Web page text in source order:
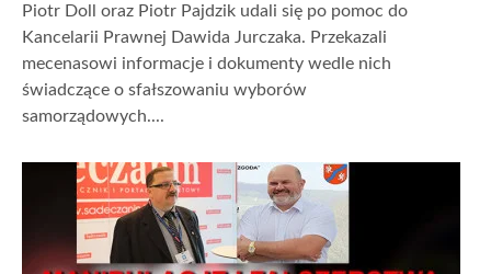
Piotr Doll oraz Piotr Pajdzik udali się po pomoc do
Kancelarii Prawnej Dawida Jurczaka. Przekazali
mecenasowi informacje i dokumenty wedle nich
świadczące o sfałszowaniu wyborów
samorządowych....